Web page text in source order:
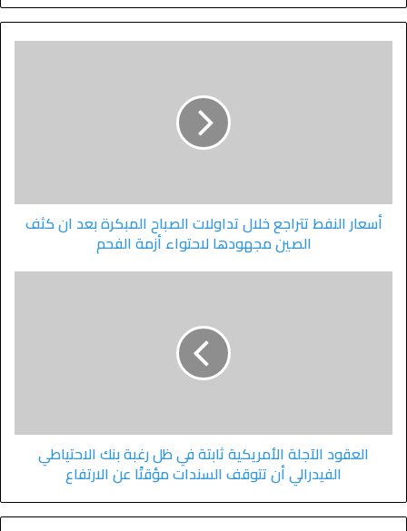
أسعار النفط تتراجع خلال تداولات الصباح المبكرة بعد ان كثف
الصين مجهودها لاحتواء أزمة الفحم
العقود الآجلة الأمريكية ثابتة في ظل رغبة بنك الاحتياطي
الفيدرالي أن تتوقف السندات مؤقتًا عن الارتفاع